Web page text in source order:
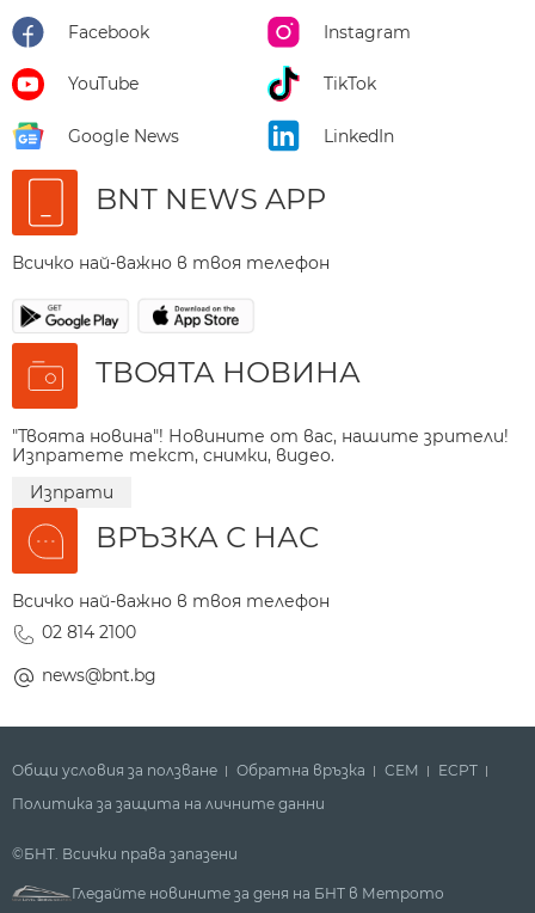
Facebook Instagram
YouTube TikTok
Google News LinkedIn
BNT NEWS APP
Всичко най-важно в твоя телефон
ТВОЯТА НОВИНА
"Твоята новина"! Новините от вас, нашите зрители!
Изпратете текст, снимки, видео.
Изпрати
ВРЪЗКА С НАС
Всичко най-важно в твоя телефон
02 814 2100
news@bnt.bg
Общи условия за ползване Обратна връзка СЕМ
ECPT
Политика за защита на личните данни
©БНТ. Всички права запазени
Гледайте новините за деня на БНТ в Метрото